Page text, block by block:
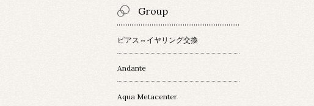
Group
ピアス⇔イヤリング交換
Andante
Aqua Metacenter